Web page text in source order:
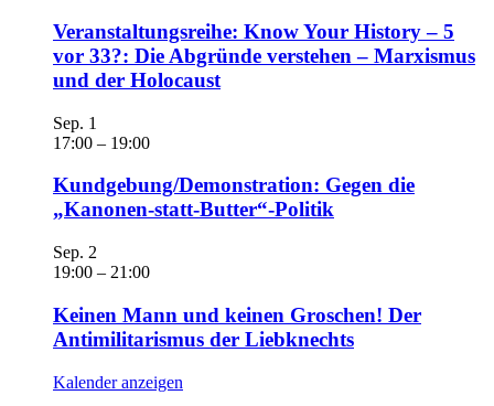
Veranstaltungsreihe: Know Your History – 5
vor 33?: Die Abgründe verstehen – Marxismus
und der Holocaust
Sep. 1
17:00 – 19:00
Kundgebung/Demonstration: Gegen die
„Kanonen-statt-Butter“-Politik
Sep. 2
19:00 – 21:00
Keinen Mann und keinen Groschen! Der
Antimilitarismus der Liebknechts
Kalender anzeigen